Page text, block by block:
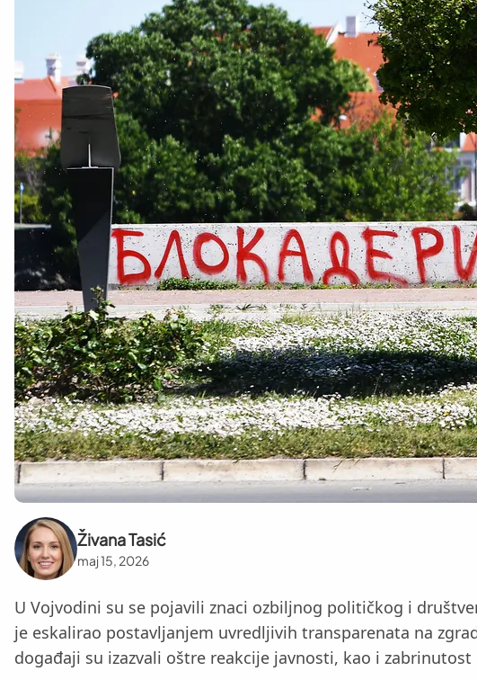
Živana Tasić
maj 15, 2026
U Vojvodini su se pojavili znaci ozbiljnog političkog i
je eskalirao postavljanjem uvredljivih transparenata na
događaji su izazvali oštre reakcije javnosti, kao i